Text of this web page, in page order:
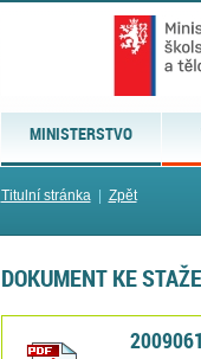
MINISTERSTVO
Titulní stránka| Zpět
DOKUMENT KE